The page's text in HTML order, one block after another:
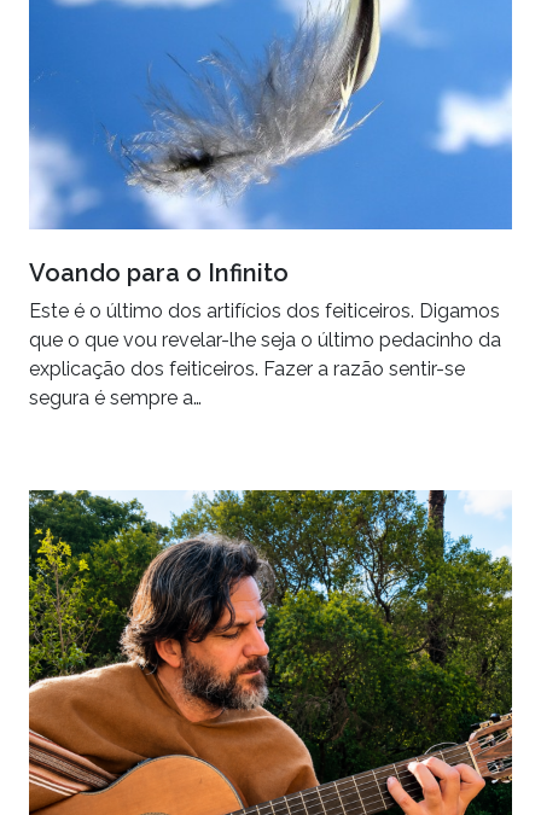
Voando para o Infinito
Este é o último dos artifícios dos feiticeiros. Digamos
que o que vou revelar-lhe seja o último pedacinho da
explicação dos feiticeiros. Fazer a razão sentir-se
segura é sempre a…